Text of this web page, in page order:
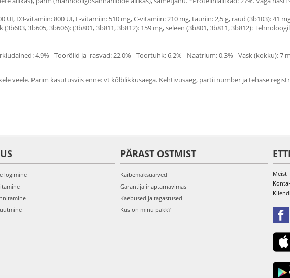
D3-vitamiin: 800 UI, E-vitamiin: 510 mg, C-vitamiin: 210 mg, tauriin: 2,5 g, raud (3b103): 41
3b605, 3b606): (3b801, 3b811, 3b812): 159 mg, seleen (3b801, 3b811, 3b812):
4,9% - Toorõlid ja -rasvad: 22,0% - Toortuhk: 6,2% - Naatrium: 0,3% - Vask (kokku): 7
veele. Parim kasutusviis enne: vt kõlblikkusaega. Kehtivusaeg, partii number ja tehase
logimine
PÄRAST OSTMIST
Käibemaksuarved
Garantija ir aptarnavimas
Kaebused ja tagastused
Kus on minu pakk?
Meist